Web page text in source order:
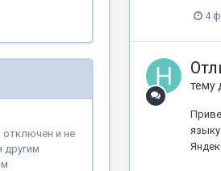
отключен и не
другим
4
тему